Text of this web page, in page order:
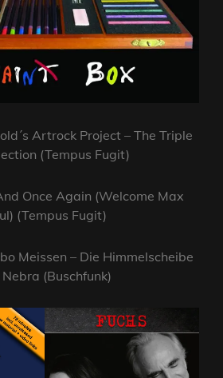
Artrock Project – The Triple
(Tempus Fugit)
Once Again (Welcome Max
(Tempus Fugit)
Meissen – Die Himmelscheibe
(Buschfunk)